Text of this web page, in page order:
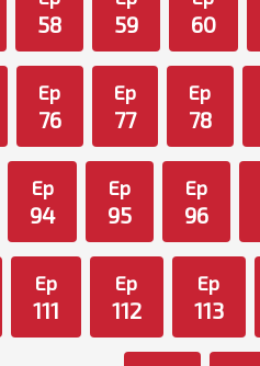
58 59 60
Ep
76
Ep
77
Ep
78
Ep
94
Ep
95
Ep
96
Ep
111
Ep
112
Ep
113